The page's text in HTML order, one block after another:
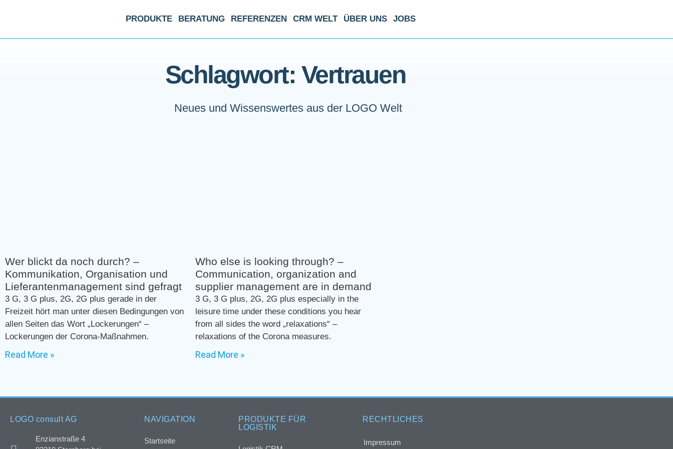
PRODUKTE BERATUNG REFERENZEN CRM WELT ÜBER UNS JOBS
Schlagwort: Vertrauen
Neues und Wissenswertes aus der LOGO Welt
Wer blickt da noch durch? –
Kommunikation, Organisation und
Lieferantenmanagement sind gefragt
3 G, 3 G plus, 2G, 2G plus gerade in der
Freizeit hört man unter diesen Bedingungen von
allen Seiten das Wort „Lockerungen“ –
Lockerungen der Corona-Maßnahmen.
Read More »
Who else is looking through? –
Communication, organization and
supplier management are in demand
3 G, 3 G plus, 2G, 2G plus especially in the
leisure time under these conditions you hear
from all sides the word „relaxations“ –
relaxations of the Corona measures.
Read More »
LOGO consult AG
Enzianstraße 4
NAVIGATION
Startseite
PRODUKTE FÜR
LOGISTIK
RECHTLICHES
Impressum